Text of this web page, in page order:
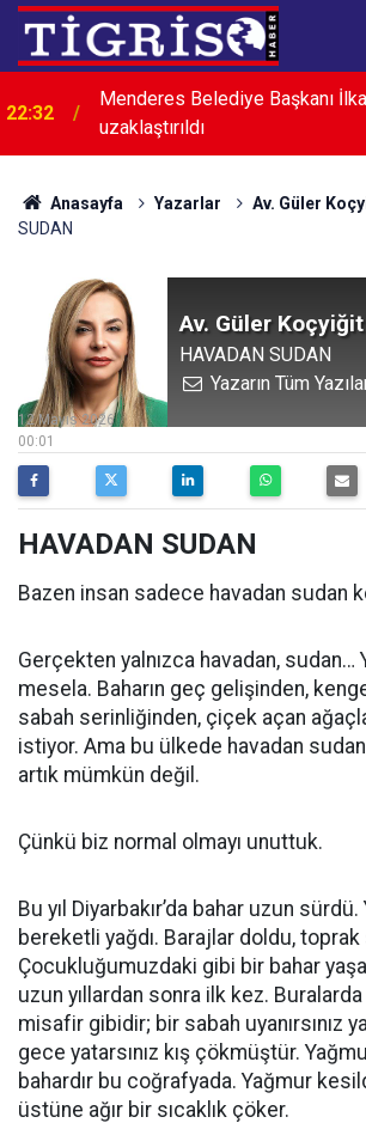
22:32
Menderes Belediye Başkanı
uzaklaştırıldı
Anasayfa Yazarlar Av. Güler
SUDAN
Av. Güler Koçyiğit
HAVADAN SUDAN
Yazarın Tüm
00:01
12 Mayıs 2026
HAVADAN SUDAN
Bazen insan sadece havadan sudan
Gerçekten yalnızca havadan, sudan…
mesela. Baharın geç gelişinden,
sabah serinliğinden, çiçek açan
istiyor. Ama bu ülkede havadan
artık mümkün değil.
Çünkü biz normal olmayı unuttuk.
Bu yıl Diyarbakır’da bahar uzun
bereketli yağdı. Barajlar doldu,
Çocukluğumuzdaki gibi bir bahar
uzun yıllardan sonra ilk kez.
misafir gibidir; bir sabah uyanırsınız
gece yatarsınız kış çökmüştür.
bahardır bu coğrafyada. Yağmur
üstüne ağır bir sıcaklık çöker.